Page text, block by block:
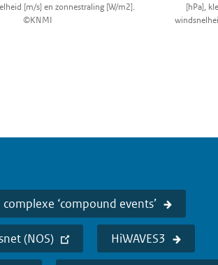
[m/s] en zonnestraling [W/m2].
©KNMI
[hPa],
‘compound events’
(NOS) HiWAVES3